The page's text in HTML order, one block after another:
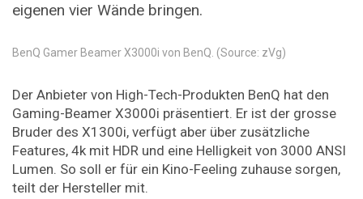
eigenen vier Wände bringen.
BenQ Gamer Beamer X3000i von BenQ. (Source: zVg)
Der Anbieter von High-Tech-Produkten BenQ hat den
Gaming-Beamer X3000i präsentiert. Er ist der grosse
Bruder des X1300i, verfügt aber über zusätzliche
Features, 4k mit HDR und eine Helligkeit von 3000 ANSI
Lumen. So soll er für ein Kino-Feeling zuhause sorgen,
teilt der Hersteller mit.